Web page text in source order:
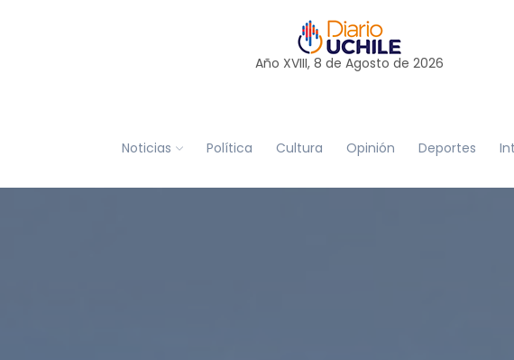
Año XVIII, 8 de Agosto de 2026
Noticias Política Cultura Opinión Deportes